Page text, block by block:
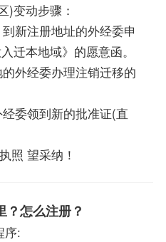
)变动步骤：
新注册地址的外经委申
迁本地域》的愿意函。
外经委办理注销迁移的
委领到新的批准证(直
照 望采纳！
？怎么注册？
序: